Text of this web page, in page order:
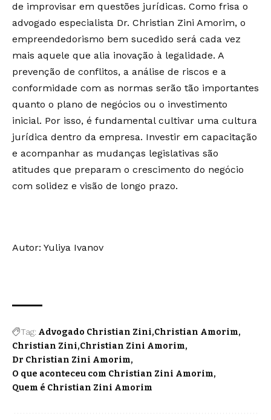
de improvisar em questões jurídicas. Como frisa o
advogado especialista Dr. Christian Zini Amorim, o
empreendedorismo bem sucedido será cada vez
mais aquele que alia inovação à legalidade. A
prevenção de conflitos, a análise de riscos e a
conformidade com as normas serão tão importantes
quanto o plano de negócios ou o investimento
inicial. Por isso, é fundamental cultivar uma cultura
jurídica dentro da empresa. Investir em capacitação
e acompanhar as mudanças legislativas são
atitudes que preparam o crescimento do negócio
com solidez e visão de longo prazo.
Autor: Yuliya Ivanov
Tag: Advogado Christian Zini Christian Amorim
Christian Zini Christian Zini Amorim
Dr Christian Zini Amorim
O que aconteceu com Christian Zini Amorim
Quem é Christian Zini Amorim